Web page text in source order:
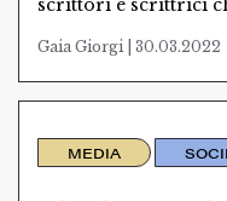
scrittori e scrittrici
Gaia Giorgi | 30.03.2022
MEDIA